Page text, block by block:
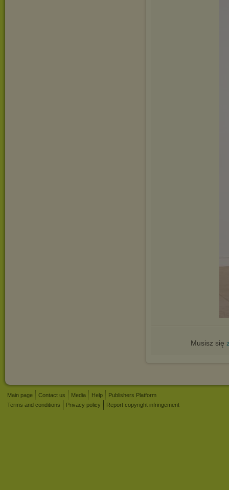
Musisz się
Main page Contact us Media Help
Publishers Platform
Terms and conditions
Privacy policy Report copyright infringement